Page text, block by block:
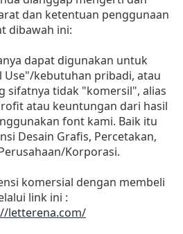
dan ketentuan penggunaan
dibawah ini:
dapat digunakan untuk
Use"/kebutuhan pribadi, atau
sifatnya tidak "komersil", alias
atau keuntungan dari hasil
font kami. Baik itu
Desain Grafis, Percetakan,
Korporasi.
komersial dengan membeli
link ini :
letterena.com/